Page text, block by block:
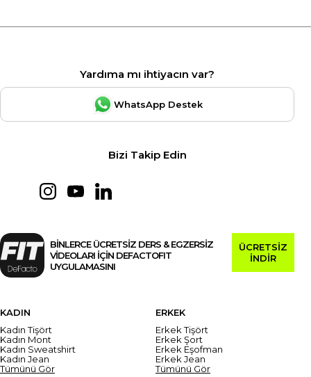
Yardıma mı ihtiyacın var?
WhatsApp Destek
Bizi Takip Edin
BİNLERCE ÜCRETSİZ DERS & EGZERSİZ
VİDEOLARI İÇİN DEFACTOFIT
UYGULAMASINI
ÜCRETSİZ
İNDİR
KADIN
Kadın Tişört
Kadın Mont
Kadın Sweatshirt
Kadın Jean
Tümünü Gör
ERKEK
Erkek Tişört
Erkek Şort
Erkek Eşofman
Erkek Jean
Tümünü Gör